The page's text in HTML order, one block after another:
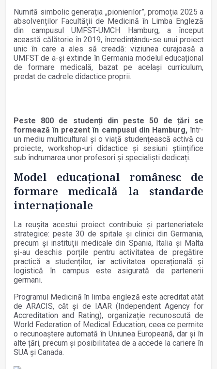
Numită simbolic generația „pionierilor”, promoția 2025 a
absolvenților Facultății de Medicină în Limba Engleză
din campusul UMFST-UMCH Hamburg, a început
această călătorie în 2019, încredințându-se unui proiect
unic în care a ales să creadă: viziunea curajoasă a
UMFST de a-și extinde în Germania modelul educațional
de formare medicală, bazat pe același curriculum,
predat de cadrele didactice proprii.
Peste 800 de studenți din peste 50 de țări se
formează în prezent în campusul din Hamburg,într-
un mediu multicultural și o viață studențească activă cu
proiecte, workshop-uri didactice și sesiuni științifice
sub îndrumarea unor profesori și specialiști dedicați.
Model educațional românesc de
formare medicală la standarde
internaționale
La reușita acestui proiect contribuie și parteneriatele
strategice: peste 30 de spitale și clinici din Germania,
precum și instituții medicale din Spania, Italia și Malta
și-au deschis porțile pentru activitatea de pregătire
practică a studenților, iar activitatea operațională și
logistică în campus este asigurată de partenerii
germani.
Programul Medicină în limba engleză este acreditat atât
de ARACIS, cât și de IAAR (Independent Agency for
Accreditation and Rating), organizație recunoscută de
World Federation of Medical Education, ceea ce permite
o recunoaștere automată în Uniunea Europeană, dar și în
alte țări, precum și posibilitatea de a accede la cariere în
SUA și Canada.